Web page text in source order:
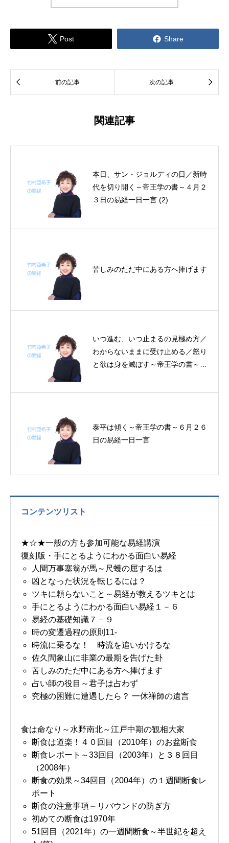
 Post  Share
 前の記事 次の記事 
関連記事
本日、サン・ジョルディの日／新時
代を切り開く～帝王学の書～４月２
３日の易経一日一言 (2)
苦しみのただ中にある方へ捧げます
いつ進む、いつ止まるの見極め方／
わからないままに受け止める／怒り
と欲は身を滅ぼす～帝王学の書～2
泰平は傾く～帝王学の書～６月２６
日の易経一日一言
コンテンツリスト
★☆★一般の方も参加可能な易経講演
復刻版・手にとるようにわかる面白い易経
人間万事塞翁が馬～尺蠖の屈するは
凶となった状況を転じるには？
ツキに頼らないこと～易経が教えるツキとは
手にとるようにわかる面白い易経１－６
易経の基礎知識７－９
時の変遷過程の原則11-
時流に乗るな！ 時流を追いかけるな
佐久間象山に非業の最期を告げた卦
苦しみのただ中にある方へ捧げます
占い師の役目～君子は占わず
究極の困難に遭遇したら？ 一休禅師の遺言
食は命なり～水野南北～江戸中期の観相大家
断食は道楽！４０回目（2010年）のお盆断食
断食レポート～33回目（2003年）と３８回目
（2008年）
断食の効果～34回目（2004年）の１週間断食レ
ポート
断食の注意事項～リバウンドの防ぎ方
初めての断食は1970年
51回目（2021年）の一週間断食～半世紀を超え